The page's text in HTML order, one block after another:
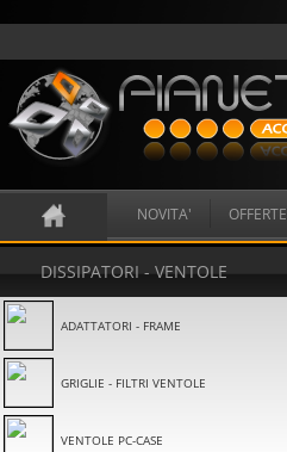
NOVITA' OFFERTE
DISSIPATORI - VENTOLE
ADATTATORI - FRAME
GRIGLIE - FILTRI VENTOLE
VENTOLE PC-CASE